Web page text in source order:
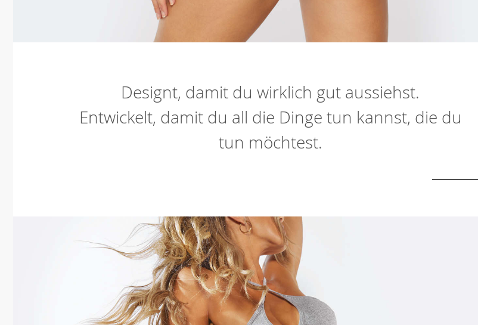
Designt, damit du wirklich gut aussiehst.
Entwickelt, damit du all die Dinge tun kannst, die du
tun möchtest.